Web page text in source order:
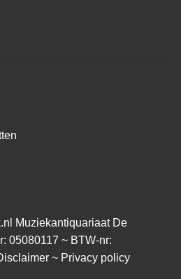
Muziekantiquariaat De
05080117 ~ BTW-nr:
~ Privacy policy